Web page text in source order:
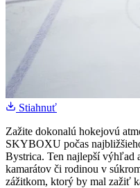
Stiahnuť
Zažite dokonalú hokejovú
SKYBOXU počas
Bystrica. Ten najlepší výhľad
kamarátov či rodinou v
zážitkom, ktorý by mal zažiť